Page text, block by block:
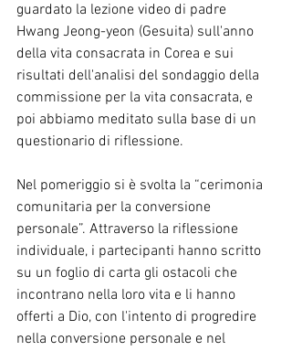
guardato la lezione video di padre
Hwang Jeong-yeon (Gesuita) sull'anno
della vita consacrata in Corea e sui
risultati dell'analisi del sondaggio della
commissione per la vita consacrata, e
poi abbiamo meditato sulla base di un
questionario di riflessione.
Nel pomeriggio si è svolta la “cerimonia
comunitaria per la conversione
personale”. Attraverso la riflessione
individuale, i partecipanti hanno scritto
su un foglio di carta gli ostacoli che
incontrano nella loro vita e li hanno
offerti a Dio, con l'intento di progredire
nella conversione personale e nel